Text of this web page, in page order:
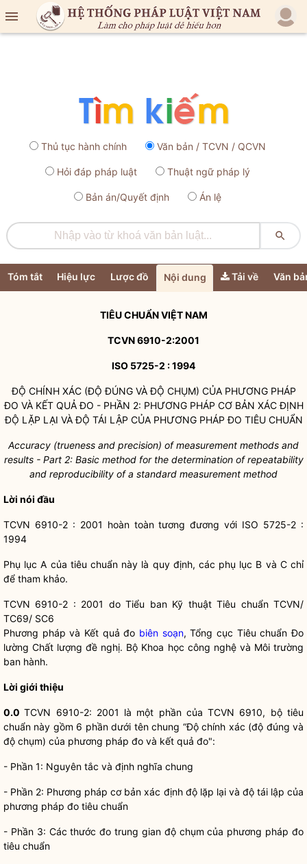

Thủ tục hành chính Văn bản / TCVN / QCVN
Hỏi đáp pháp luật Thuật ngữ pháp lý
Bản án/Quyết định Án lệ

Tóm tắt Hiệu lực Lược đồ Nội dung Tải về Văn
TIÊU CHUẨN VIỆT NAM
TCVN 6910-2:2001
ISO 5725-2 : 1994
ĐỘ CHÍNH XÁC (ĐỘ ĐÚNG VÀ ĐỘ CHỤM) CỦA PHƯƠNG PHÁP
ĐO VÀ KẾT QUẢ ĐO - PHẦN 2: PHƯƠNG PHÁP CƠ BẢN XÁC ĐỊNH
ĐỘ LẶP LẠI VÀ ĐỘ TÁI LẬP CỦA PHƯƠNG PHÁP ĐO TIÊU CHUẨN
Accuracy (trueness and precision) ofmeasurement methods and
results - Part 2: Basic method for the determination of repeatability
and reproducibility of a standard measurement method
Lời nói đầu
TCVN 6910-2 : 2001 hoàn toàn tương đương với ISO 5725-2 :
1994
Phụ lục A của tiêu chuẩn này là quy định, các phụ lục B và C chỉ
để tham khảo.
TCVN 6910-2 : 2001 do Tiểu ban Kỹ thuật Tiêu chuẩn TCVN/
TC69/ SC6
Phương pháp và Kết quả đo biên soạn, Tổng cục Tiêu chuẩn Đo
lường Chất lượng đề nghị. Bộ Khoa học công nghệ và Môi trường
ban hành.
Lời giới thiệu
0.0TCVN 6910-2: 2001 là một phần của TCVN 6910, bộ tiêu
chuẩn này gồm 6 phần dưới tên chung “Độ chính xác (độ đúng và
độ chụm) của phương pháp đo và kết quả đo":
- Phần 1: Nguyên tắc và định nghĩa chung
- Phần 2: Phương pháp cơ bản xác định độ lặp lại và độ tái lập của
phương pháp đo tiêu chuẩn
- Phần 3: Các thước đo trung gian độ chụm của phương pháp đo
tiêu chuẩn